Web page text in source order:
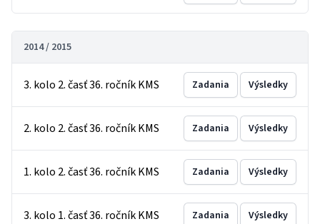
2014 / 2015
3. kolo 2. časť 36. ročník KMS Zadania Výsledky
2. kolo 2. časť 36. ročník KMS Zadania Výsledky
1. kolo 2. časť 36. ročník KMS Zadania Výsledky
3. kolo 1. časť 36. ročník KMS Zadania Výsledky